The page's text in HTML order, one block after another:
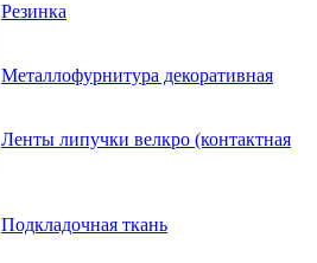
Резинка
Металлофурнитура декоративная
Ленты липучки велкро (контактная
Подкладочная ткань